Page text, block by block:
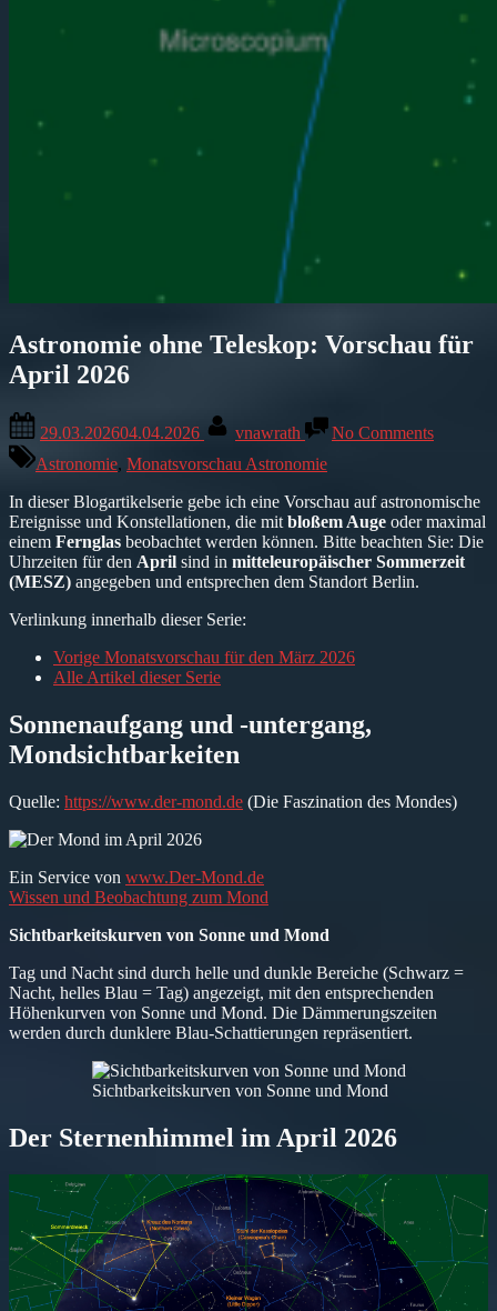
Astronomie ohne Teleskop: Vorschau für
April 2026
on
29.03.202604.04.2026 vnawrath No Comments
Vorschau
für
April
2026
Astronomie, Monatsvorschau Astronomie
In dieser Blogartikelserie gebe ich eine Vorschau auf astronomische
Ereignisse und Konstellationen, die mit bloßem Auge oder maximal
einem Fernglas beobachtet werden können. Bitte beachten Sie: Die
Uhrzeiten für den April sind in mitteleuropäischer Sommerzeit
(MESZ) angegeben und entsprechen dem Standort Berlin.
Verlinkung innerhalb dieser Serie:
Vorige Monatsvorschau für den März 2026
Alle Artikel dieser Serie
Sonnenaufgang und -untergang,
Mondsichtbarkeiten
Quelle: https://www.der-mond.de (Die Faszination des Mondes)
Ein Service von www.Der-Mond.de
Wissen und Beobachtung zum Mond
Sichtbarkeitskurven von Sonne und Mond
Tag und Nacht sind durch helle und dunkle Bereiche (Schwarz =
Nacht, helles Blau = Tag) angezeigt, mit den entsprechenden
Höhenkurven von Sonne und Mond. Die Dämmerungszeiten
werden durch dunklere Blau-Schattierungen repräsentiert.
Sichtbarkeitskurven von Sonne und Mond
Der Sternenhimmel im April 2026